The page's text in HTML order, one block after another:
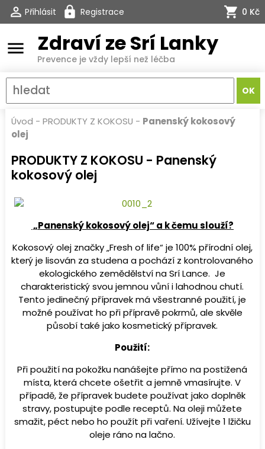
Přihlásit Registrace 0 Kč
menu Zdraví ze Srí Lanky
Prevence je vždy lepší než léčba
Úvod - PRODUKTY Z KOKOSU - Panenský kokosový
olej
PRODUKTY Z KOKOSU - Panenský
kokosový olej
„Panenský kokosový olej“ a k čemu slouží?
Kokosový olej značky „Fresh of life“ je 100% přírodní olej,
který je lisován za studena a pochází z kontrolovaného
ekologického zemědělství na Srí Lance. Je
charakteristický svou jemnou vůní i lahodnou chutí.
Tento jedinečný přípravek má všestranné použití, je
možné používat ho při přípravě pokrmů, ale skvěle
působí také jako kosmetický přípravek.
Použití:
Při použití na pokožku nanášejte přímo na postižená
místa, která chcete ošetřit a jemně vmasírujte. V
případě, že přípravek budete používat jako doplněk
stravy, postupujte podle receptů. Na oleji můžete
smažit, péct nebo ho použít při vaření. Užívejte 1 lžičku
oleje ráno na lačno.